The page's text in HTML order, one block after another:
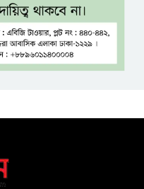
আর কখনো ‘ক্লায়েন্ট
না: পররাষ্ট্রমন্ত্রী
ও ডিজিটাল
ভর করে ৫ ট্রিলিয়ন